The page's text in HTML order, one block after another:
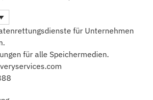
für Unternehmen
für alle Speichermedien.